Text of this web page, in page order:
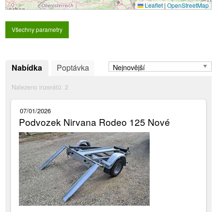
Leaflet | OpenStreetMap
Všechny parametry
Nabídka Poptávka
Nalezeno inzerátů: 2
07/01/2026
Podvozek Nirvana Rodeo 125 Nové